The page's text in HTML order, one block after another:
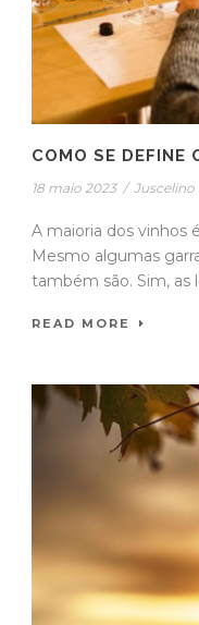
COMO SE DEFINE
18 maio 2023 /
A maioria dos vinhos
Mesmo algumas
também são. Sim, as
READ MORE